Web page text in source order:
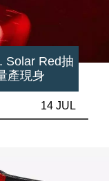
Solar Red抽
產現身
14 JUL